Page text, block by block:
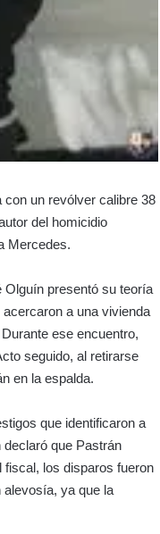
un revólver calibre 38
del homicidio
Mercedes.
Olguín presentó su teoría
a una vivienda
ese encuentro,
seguido, al retirarse
en la espalda.
que identificaron a
que Pastrán
fiscal, los disparos fueron
alevosía, ya que la